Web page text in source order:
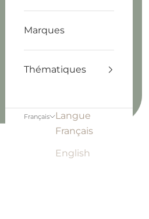
Marques
Thématiques
Français
Langue
Français
English